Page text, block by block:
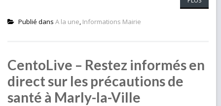
Publié dans A la une, Informations Mairie
CentoLive – Restez informés en
direct sur les précautions de
santé à Marly-la-Ville